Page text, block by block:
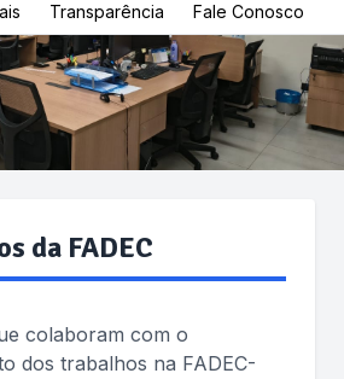
Transparência Fale Conosco
da FADEC
colaboram com o
dos trabalhos na FADEC-